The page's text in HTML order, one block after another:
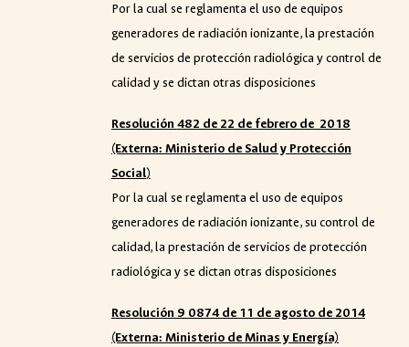
Por la cual se reglamenta el uso de equipos
generadores de radiación ionizante, la prestación
de servicios de protección radiológica y control de
calidad y se dictan otras disposiciones
Resolución 482 de 22 de febrero de 2018
(Externa: Ministerio de Salud y Protección
Social)
Por la cual se reglamenta el uso de equipos
generadores de radiación ionizante, su control de
calidad, la prestación de servicios de protección
radiológica y se dictan otras disposiciones
Resolución 9 0874 de 11 de agosto de 2014
(Externa: Ministerio de Minas y Energía)